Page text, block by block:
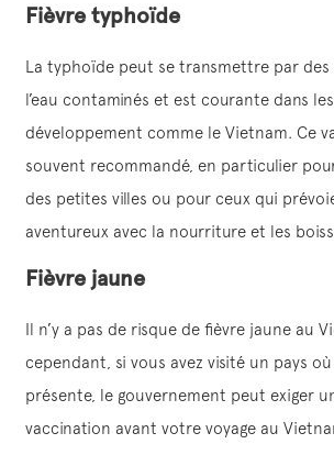
Fièvre typhoïde
La typhoïde peut se transmettre par des
l’eau contaminés et est courante dans
développement comme le Vietnam. Ce
souvent recommandé, en particulier
des petites villes ou pour ceux qui
aventureux avec la nourriture et les
Fièvre jaune
Il n’y a pas de risque de fièvre jaune au
cependant, si vous avez visité un pays
présente, le gouvernement peut exiger
vaccination avant votre voyage au